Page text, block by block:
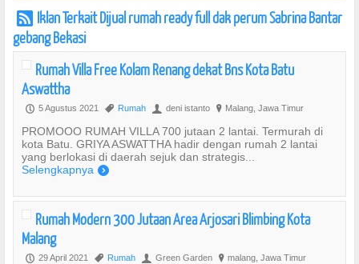
r Iklan Terkait Dijual rumah ready full dak perum Sabrina Bantar
gebang Bekasi
Rumah Villa Free Kolam Renang dekat Bns Kota Batu
Aswattha
P 5 Agustus 2021 , Rumah U deni istanto ? Malang, Jawa Timur
PROMOOO RUMAH VILLA 700 jutaan 2 lantai. Termurah di
kota Batu. GRIYA ASWATTHA hadir dengan rumah 2 lantai
yang berlokasi di daerah sejuk dan strategis...
Selengkapnya )
Rumah Modern 300 Jutaan Area Arjosari Blimbing Kota
Malang
P 29 April 2021 , Rumah U Green Garden ? malang, Jawa Timur